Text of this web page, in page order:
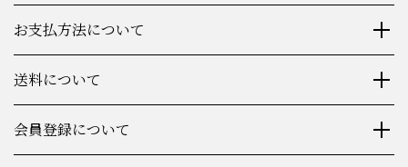
お支払方法について
送料について
会員登録について